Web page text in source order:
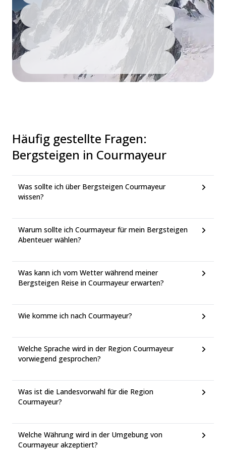
Häufig gestellte Fragen:
Bergsteigen in Courmayeur
Was sollte ich über Bergsteigen Courmayeur
wissen?
Warum sollte ich Courmayeur für mein Bergsteigen
Abenteuer wählen?
Was kann ich vom Wetter während meiner
Bergsteigen Reise in Courmayeur erwarten?
Wie komme ich nach Courmayeur?
Welche Sprache wird in der Region Courmayeur
vorwiegend gesprochen?
Was ist die Landesvorwahl für die Region
Courmayeur?
Welche Währung wird in der Umgebung von
Courmayeur akzeptiert?